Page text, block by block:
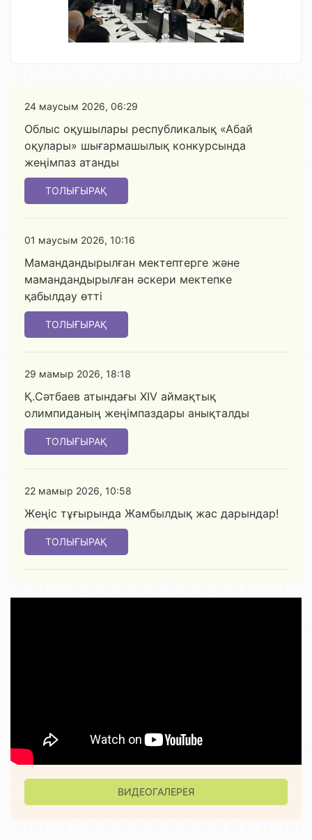
24 маусым 2026, 06:29
Облыс оқушылары республикалық «Абай
оқулары» шығармашылық конкурсында
жеңімпаз атанды
ТОЛЫҒЫРАҚ
01 маусым 2026, 10:16
Мамандандырылған мектептерге және
мамандандырылған әскери мектепке
қабылдау өтті
ТОЛЫҒЫРАҚ
29 мамыр 2026, 18:18
Қ.Сәтбаев атындағы XIV аймақтық
олимпиданың жеңімпаздары анықталды
ТОЛЫҒЫРАҚ
22 мамыр 2026, 10:58
Жеңіс тұғырында Жамбылдық жас дарындар!
ТОЛЫҒЫРАҚ
ВИДЕОГАЛЕРЕЯ